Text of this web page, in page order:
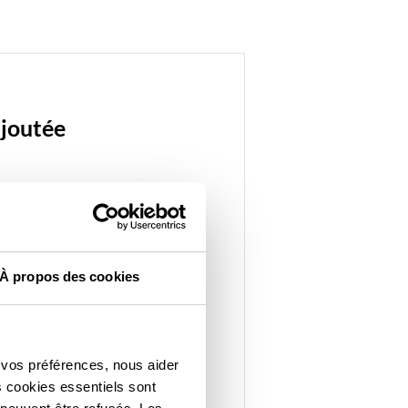
À propos des cookies
préférences, nous aider
cookies essentiels sont
gouvernementaux
de la stratégie à la